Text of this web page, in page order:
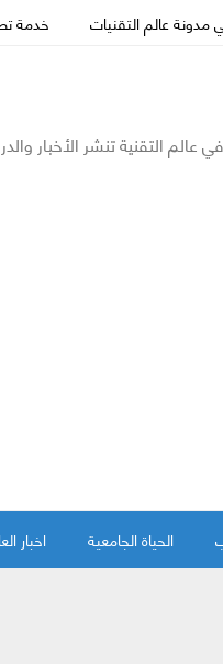
مدونة عالم التقنيات خدمة
عالم التقنية تنشر الأخبار
الحياة الجامعية اخبار